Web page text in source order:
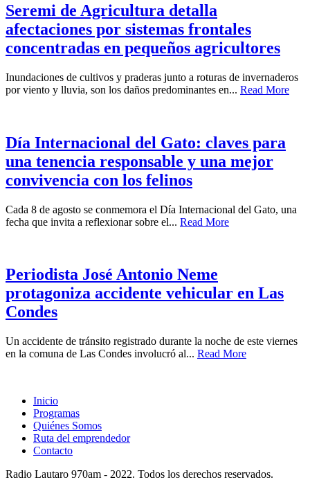
Seremi de Agricultura detalla
afectaciones por sistemas frontales
concentradas en pequeños agricultores
Inundaciones de cultivos y praderas junto a roturas de invernaderos
por viento y lluvia, son los daños predominantes en... Read More
Día Internacional del Gato: claves para
una tenencia responsable y una mejor
convivencia con los felinos
Cada 8 de agosto se conmemora el Día Internacional del Gato, una
fecha que invita a reflexionar sobre el... Read More
Periodista José Antonio Neme
protagoniza accidente vehicular en Las
Condes
Un accidente de tránsito registrado durante la noche de este viernes
en la comuna de Las Condes involucró al... Read More
Inicio
Programas
Quiénes Somos
Ruta del emprendedor
Contacto
Radio Lautaro 970am - 2022. Todos los derechos reservados.